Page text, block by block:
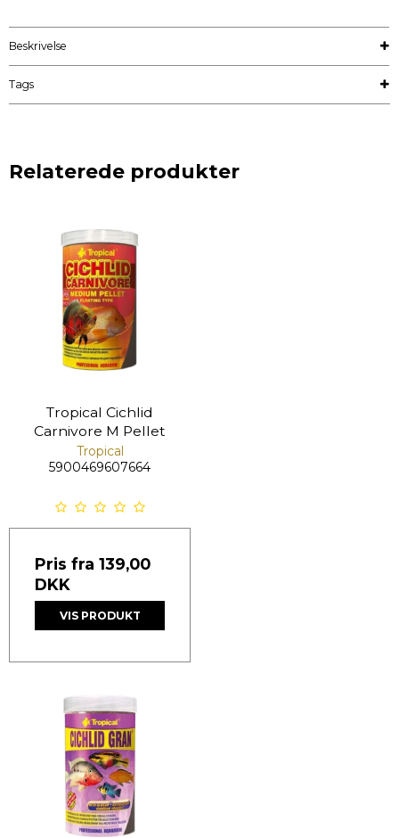
Beskrivelse
Tags
Relaterede produkter
Tropical Cichlid
Carnivore M Pellet
Tropical
5900469607664
Pris fra 139,00
DKK
VIS PRODUKT